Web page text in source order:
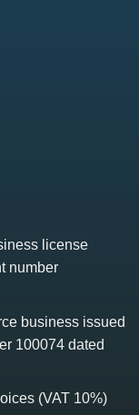
license
number
business issued
100074 dated
(VAT 10%)